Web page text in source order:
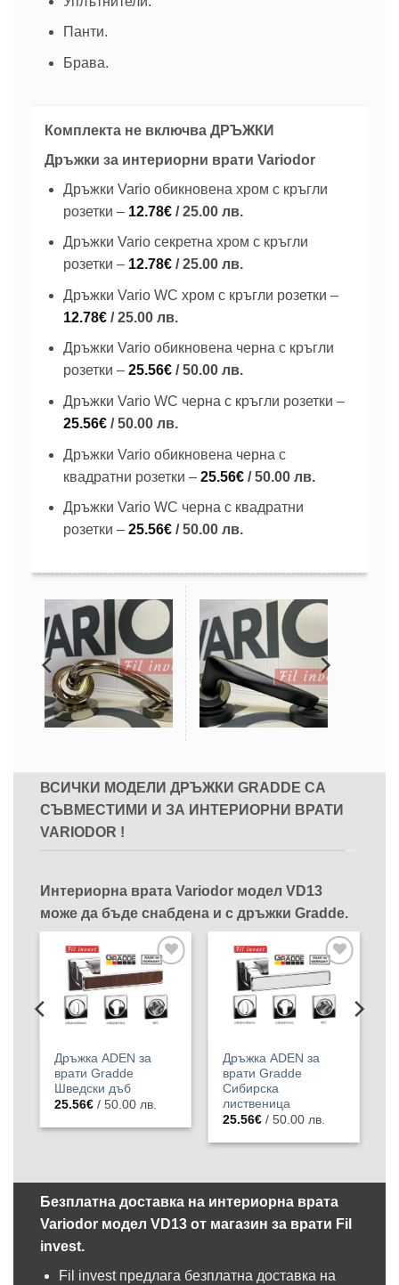
Панти.
Брава.
Комплекта не включва ДРЪЖКИ
Дръжки за интериорни врати Variodor
Дръжки Vario обикновена хром с кръгли
розетки – 12.78€ / 25.00 лв.
Дръжки Vario секретна хром с кръгли
розетки – 12.78€ / 25.00 лв.
Дръжки Vario WC хром с кръгли розетки –
12.78€ / 25.00 лв.
Дръжки Vario обикновена черна с кръгли
розетки – 25.56€ / 50.00 лв.
Дръжки Vario WC черна с кръгли розетки –
25.56€ / 50.00 лв.
Дръжки Vario обикновена черна с
квадратни розетки – 25.56€ / 50.00 лв.
Дръжки Vario WC черна с квадратни
розетки – 25.56€ / 50.00 лв.
ВСИЧКИ МОДЕЛИ ДРЪЖКИ GRADDE СА
СЪВМЕСТИМИ И ЗА ИНТЕРИОРНИ ВРАТИ
VARIODOR !
Интериорна врата Variodor модел VD13
може да бъде снабдена и с дръжки Gradde.
Добавяне
към
списъка с
харесани
продукти
Дръжка ADEN за
врати Gradde Дъб
Вераде
25.56€ / 50.00 лв.
Добавяне
към
списъка с
харесани
продукти
Дръжка ADEN за
врати Gradde Ясен
Вералинга
25.56€ / 50.00 лв.
Безплатна доставка на интериорна врата
Variodor модел VD13 от магазин за врати Fil
invest.
Fil invest предлага безплатна доставка на